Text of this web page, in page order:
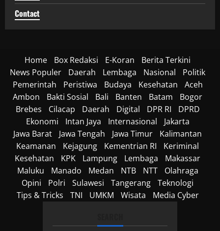
Contact
Home Box Redaksi E-Koran
Berita Terkini
News Populer
Daerah Lembaga Nasional
Politik
Pemerintah
Peristiwa Budaya Kesehatan
Aceh
Ambon
Bakti Sosial Bali Banten Batam
Bogor
Brebes
Cilacap Daerah Digital DPR RI
DPRD
Ekonomi
Intan Jaya Internasional
Jakarta
Jawa Barat
Jawa Tengah Jawa Timur
Kalimantan
Keamanan
Kejagung Kementrian RI
Keriminal
Kesehatan
KPK Lampung Lembaga
Makassar
Maluku
Manado Medan NTB NTT
Olahraga
Opini
Polri Sulawesi Tangerang
Teknologi
Tips & Tricks
TNI UMKM Wisata Media Cyber